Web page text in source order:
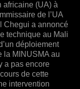
africaine (UA) à
de l’UA
Chegui a annoncé
technique au Mali
déploiement
la MINUSMA au
a pas encore
de cette
intervention